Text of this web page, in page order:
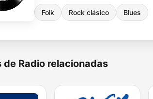
Folk Rock clásico Blues
de Radio relacionadas